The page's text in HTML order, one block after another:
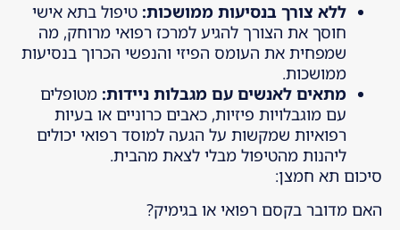
ללא צורך בנסיעות ממושכות: טיפול בתא אישי
חוסך את הצורך להגיע למרכז רפואי מרוחק, מה
שמפחית את העומס הפיזי והנפשי הכרוך בנסיעות
ממושכות.
מתאים לאנשים עם מגבלות ניידות: מטופלים
עם מוגבלויות פיזיות, כאבים כרוניים או בעיות
רפואיות שמקשות על הגעה למוסד רפואי יכולים
ליהנות מהטיפול מבלי לצאת מהבית.
סיכום תא חמצן:
האם מדובר בקסם רפואי או בגימיק?